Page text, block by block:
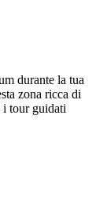
durante la tua
zona ricca di
i tour guidati